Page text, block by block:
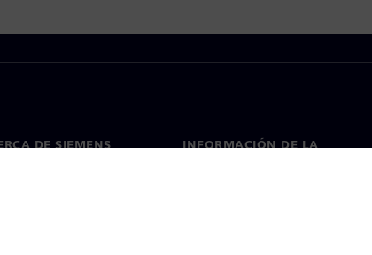
DE SIEMENS
INFORMACIÓN DE LA